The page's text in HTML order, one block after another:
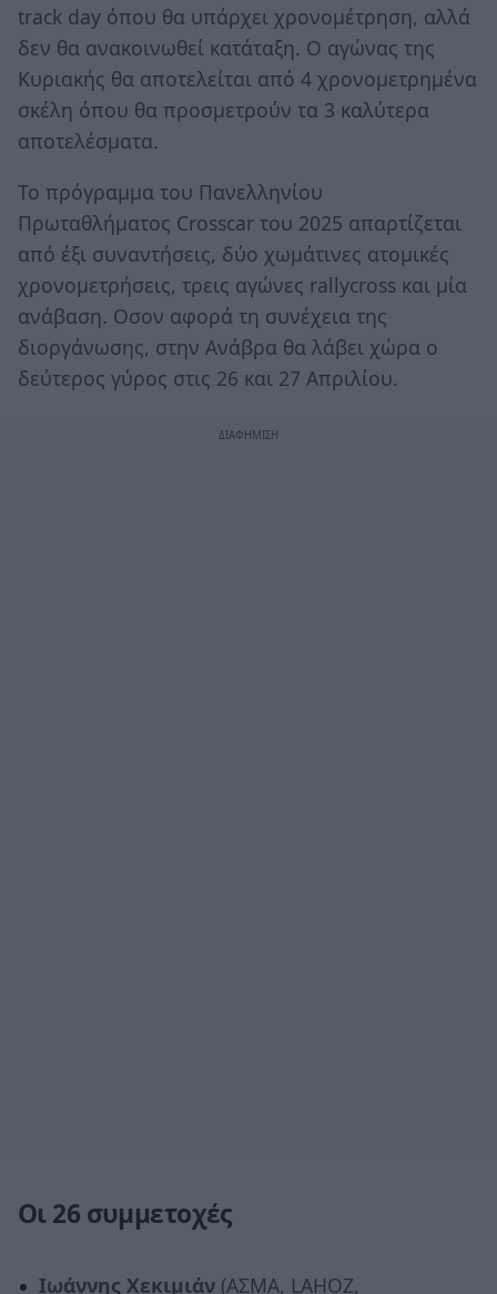
track day όπου θα υπάρχει χρονομέτρηση, αλλά
δεν θα ανακοινωθεί κατάταξη. Ο αγώνας της
Κυριακής θα αποτελείται από 4 χρονομετρημένα
σκέλη όπου θα προσμετρούν τα 3 καλύτερα
αποτελέσματα.
Το πρόγραμμα του Πανελληνίου
Πρωταθλήματος Crosscar του 2025 απαρτίζεται
από έξι συναντήσεις, δύο χωμάτινες ατομικές
χρονομετρήσεις, τρεις αγώνες rallycross και μία
ανάβαση. Οσον αφορά τη συνέχεια της
διοργάνωσης, στην Ανάβρα θα λάβει χώρα ο
δεύτερος γύρος στις 26 και 27 Απριλίου.
Οι 26 συμμετοχές
Ιωάννης Χεκιμιάν (ΑΣΜΑ, LAHOZ,